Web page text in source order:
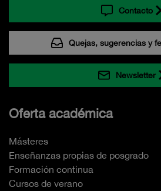
Contacto
Quejas, sugerencias y
Newsletter
Oferta académica
Másteres
Enseñanzas propias de posgrado
Formación continua
Cursos de verano